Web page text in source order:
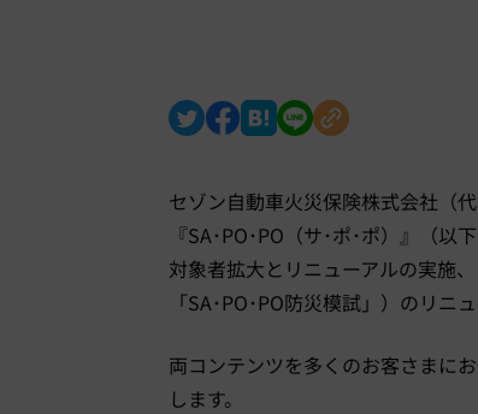
セゾン自動車火災保険株式会社（
『SA･PO･PO（サ･ポ･ポ）』（
対象者拡大とリニューアルの実施
「SA･PO･PO防災模試」）のリニ
両コンテンツを多くのお客さまに
します。